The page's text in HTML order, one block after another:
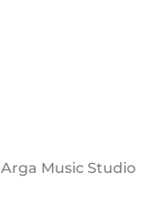
Arga Music Studio